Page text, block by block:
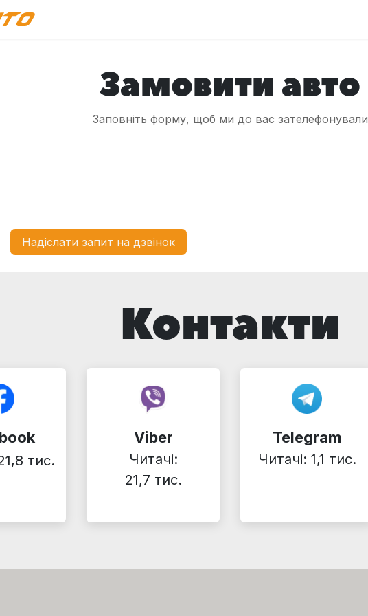
Замовити авто
Заповніть форму, щоб ми до вас зателефонували
Надіслати запит на дзвінок
Контакти
тис.
Viber
Читачі:
21,7 тис.
Telegram
Читачі: 1,1 тис.